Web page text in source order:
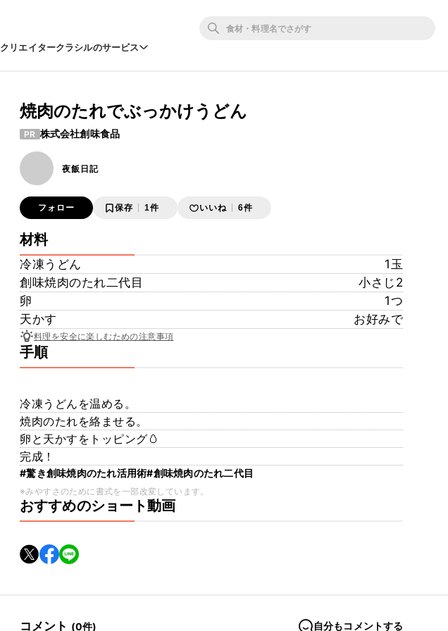
クリエイタークラシルのサービス
焼肉のたれでぶっかけうどん
PR 株式会社創味食品
夜飯日記
フォロー 保存 1件 いいね 6件
材料
冷凍うどん
1玉
創味焼肉のたれ二代目
小さじ2
卵
1つ
天かす
お好みで
料理を安全に楽しむための注意事項
手順
冷凍うどんを温める。
焼肉のたれを絡ませる。
卵と天かすをトッピング🥚
完成！
#驚き創味焼肉のたれ活用術#創味焼肉のたれ二代目
※みやすさのために書式を一部改変しています。
おすすめのショート動画
コメント (0件) 自分もコメントする